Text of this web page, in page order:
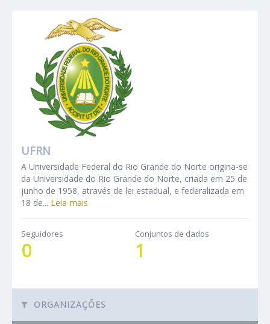
UFRN
A Universidade Federal do Rio Grande do Norte origina-se
da Universidade do Rio Grande do Norte, criada em 25 de
junho de 1958, através de lei estadual, e federalizada em
18 de... Leia mais
Seguidores
0
Conjuntos de dados
1
ORGANIZAÇÕES